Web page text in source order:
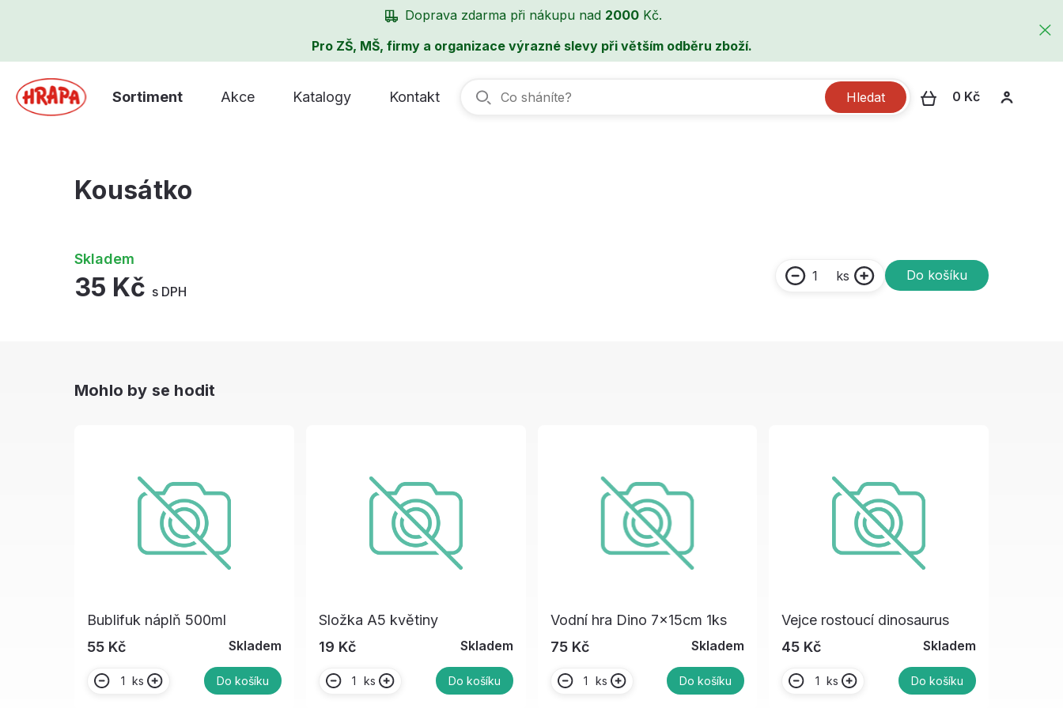
Doprava zdarma při nákupu nad 2000 Kč.
Pro ZŠ, MŠ, firmy a organizace výrazné slevy při větším odběru zboží.
Sortiment Akce Katalogy Kontakt Hledat 0 Kč
Kousátko
Skladem
35 Kč s DPH
ks Do košíku
Mohlo by se hodit
Bublifuk náplň 500ml
55 Kč
Skladem
ks Do košíku
Složka A5 květiny
19 Kč
Skladem
ks Do košíku
Vodní hra Dino 7x15cm 1ks
75 Kč
Skladem
ks Do košíku
Vejce rostoucí dinosaurus
45 Kč
Skladem
ks Do košíku